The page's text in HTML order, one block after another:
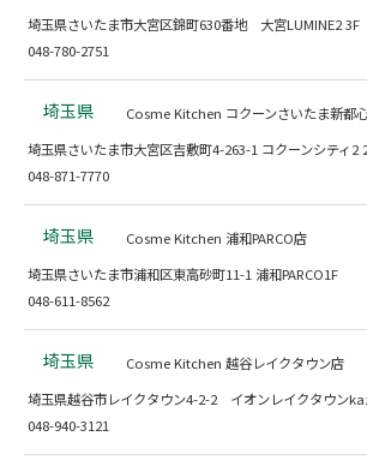
埼玉県さいたま市大宮区錦町630番地 大宮LUMINE2 3F
048-780-2751
埼玉県
Cosme Kitchen コクーンさいたま新都
埼玉県さいたま市大宮区吉敷町4-263-1 コクーンシティ2
048-871-7770
埼玉県
Cosme Kitchen 浦和PARCO店
埼玉県さいたま市浦和区東高砂町11-1 浦和PARCO1F
048-611-8562
埼玉県
Cosme Kitchen 越谷レイクタウン店
埼玉県越谷市レイクタウン4-2-2 イオンレイクタウン
048-940-3121